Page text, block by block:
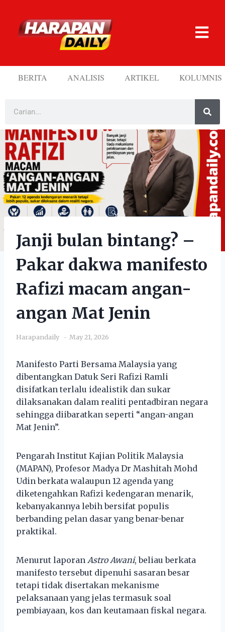
BERITA ANALISIS ARTIKEL KOLUMNIS
Janji bulan bintang? –
Pakar dakwa manifesto
Rafizi macam angan-
angan Mat Jenin
Harapandaily May 21, 2026
Manifesto Parti Bersama Malaysia yang
dibentangkan Datuk Seri Rafizi Ramli
disifatkan terlalu idealistik dan sukar
dilaksanakan dalam realiti pentadbiran negara
sehingga diibaratkan seperti “angan-angan
Mat Jenin”.
Pengarah Institut Kajian Politik Malaysia
(MAPAN), Profesor Madya Dr Mashitah Mohd
Udin berkata walaupun 12 agenda yang
diketengahkan Rafizi kedengaran menarik,
kebanyakannya lebih bersifat populis
berbanding pelan dasar yang benar-benar
praktikal.
Menurut laporan Astro Awani, beliau berkata
manifesto tersebut dipenuhi sasaran besar
tetapi tidak disertakan mekanisme
pelaksanaan yang jelas termasuk soal
pembiayaan, kos dan keutamaan fiskal negara.